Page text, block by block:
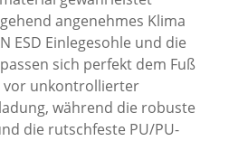
angenehmes Klima
ESD Einlegesohle und die
sich perfekt dem Fuß
vor unkontrollierter
während die robuste
die rutschfeste PU/PU-